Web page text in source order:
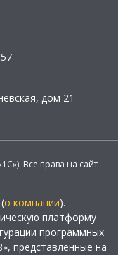
дом 21
Все права на сайт
о компании).
платформу
программных
представленные на